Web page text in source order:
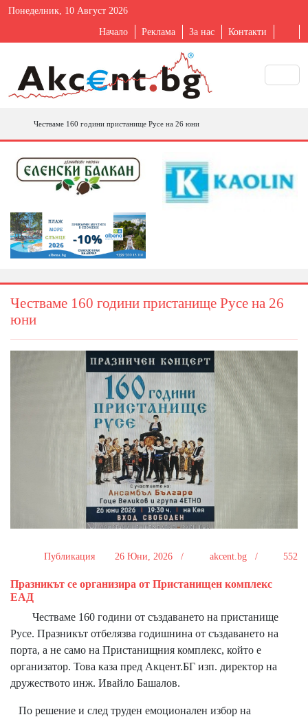
Понеделник, 10 Август 2026
Начало Реклама За нас Контакти
Честваме 160 години пристанище Русе на 26 юни
Честваме 160 години пристанище Русе на 26
юни
Публикация 26 Юни, 2026 / akcent.bg / 552
Празникът се организира от Пристанищен комплекс
ЕАД
Честваме 160 години от създаването на пристанище
Русе. Празникът отбелязва годишнина от създаването на
порта, а не само на Пристанищния комплекс, който е
организатор. Това каза пред Акцент.БГ изп. директор на
дружеството инж. Ивайло Башалов.
По решение и след труден емоционален избор на